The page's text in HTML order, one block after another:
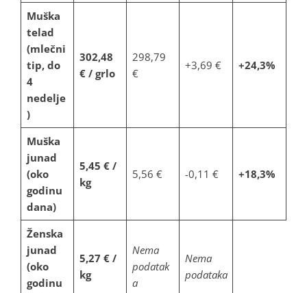
Muška
telad
(mlečni
tip, do
4
nedelje
)
302,48
€ / grlo
298,79
€
+3,69 € +24,3%
Muška
junad
(oko
godinu
dana)
5,45 € /
kg
5,56 € -0,11 € +18,3%
Ženska
junad
(oko
godinu
5,27 € /
kg
Nema
podatak
a
Nema
podataka